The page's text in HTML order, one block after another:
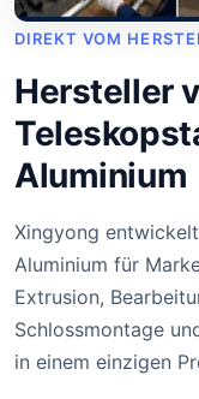
DIREKT VOM
Hersteller
Aluminium
Xingyong
Aluminium für
Extrusion,
Schlossmontage
in einem einzigen